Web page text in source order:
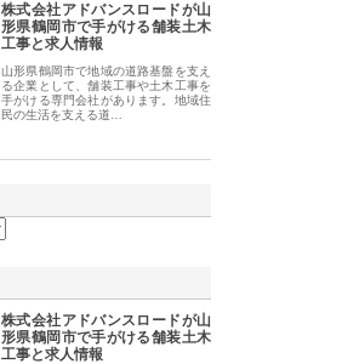
株式会社アドバンスロードが山
形県鶴岡市で手がける舗装土木
工事と求人情報
山形県鶴岡市で地域の道路基盤を支え
る企業として、舗装工事や土木工事を
手がける専門会社があります。地域住
民の生活を支える道…
株式会社アドバンスロードが山
形県鶴岡市で手がける舗装土木
工事と求人情報